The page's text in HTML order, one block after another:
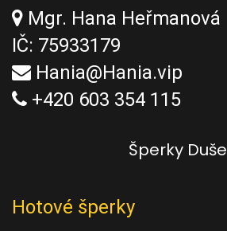
Mgr. Hana Heřmanová
IČ: 75933179
Hania@Hania.vip
+420 603 354 115
Šperky Duše
Hotové šperky